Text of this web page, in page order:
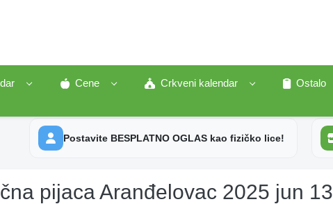
Cene Crkveni kalendar
Ostalo
Postavite BESPLATNO OGLAS kao fizičko lice!
pijaca Aranđelovac 2025 jun 13